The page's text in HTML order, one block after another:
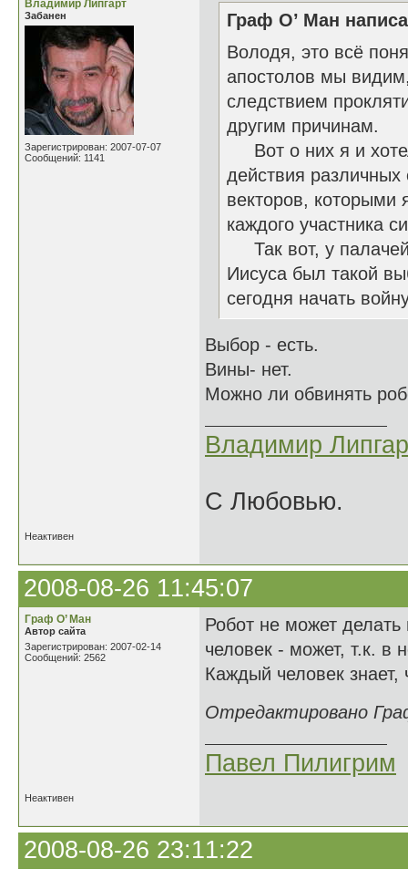
Владимир Липгарт
Забанен
Зарегистрирован: 2007-07-07
Сообщений: 1141
Граф О’ Ман
Володя, это всё
апостолов мы
следствием
другим причинам.
Вот о них я и
действия
векторов, которыми
каждого участника
Так вот, у
Иисуса был такой
сегодня начать
Выбор - есть.
Вины- нет.
Можно ли обвинять
Владимир
С Любовью.
Неактивен
2008-08-26 11:45:07
Граф О’ Ман
Автор сайта
Зарегистрирован: 2007-02-14
Сообщений: 2562
Робот не может делать
человек - может, т.к. в
Каждый человек
Отредактировано
Павел Пилигрим
Неактивен
2008-08-26 23:11:22